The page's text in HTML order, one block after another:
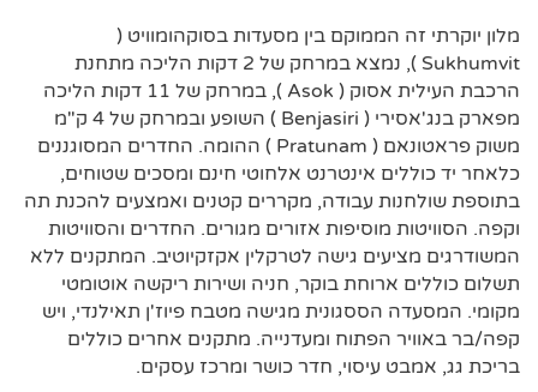
מלון יוקרתי זה הממוקם בין מסעדות בסוקהומוויט (
Sukhumvit ), נמצא במרחק של 2 דקות הליכה מתחנת
הרכבת העילית אסוק ( Asok ), במרחק של 11 דקות הליכה
מפארק בנג'אסירי ( Benjasiri ) השופע ובמרחק של 4 ק"מ
משוק פראטונאם ( Pratunam ) ההומה. החדרים המסוגננים
כלאחר יד כוללים אינטרנט אלחוטי חינם ומסכים שטוחים,
בתוספת שולחנות עבודה, מקררים קטנים ואמצעים להכנת תה
וקפה. הסוויטות מוסיפות אזורים מגורים. החדרים והסוויטות
המשודרגים מציעים גישה לטרקלין אקזקיוטיב. המתקנים ללא
תשלום כוללים ארוחת בוקר, חניה ושירות ריקשה אוטומטי
מקומי. המסעדה הססגונית מגישה מטבח פיוז'ן תאילנדי, ויש
קפה/בר באוויר הפתוח ומעדנייה. מתקנים אחרים כוללים
בריכת גג, אמבט עיסוי, חדר כושר ומרכז עסקים.